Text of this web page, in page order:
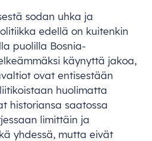
sodan uhka ja
edellä on kuitenkin
puolilla Bosnia-
käynyttä jakoa,
ovat entisestään
huolimatta
historiansa saatossa
limittäin ja
yhdessä, mutta eivät